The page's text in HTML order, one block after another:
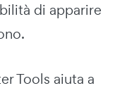
di apparire
Tools aiuta a